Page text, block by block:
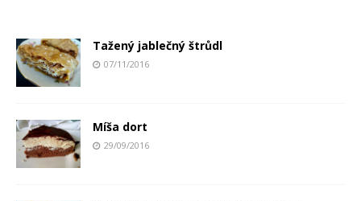
Tažený jablečný štrůdl
07/11/2016
Míša dort
29/09/2016